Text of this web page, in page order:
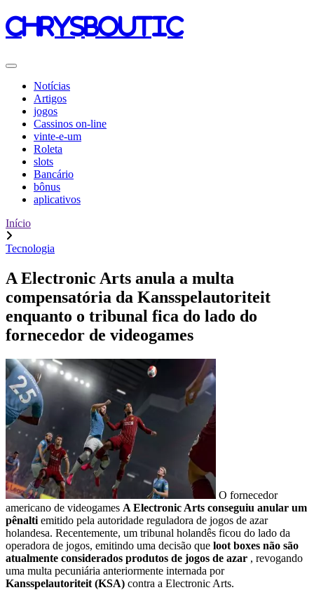
chrysboutic
Notícias
Artigos
jogos
Cassinos on-line
vinte-e-um
Roleta
slots
Bancário
bônus
aplicativos
Início
Tecnologia
A Electronic Arts anula a multa
compensatória da Kansspelautoriteit
enquanto o tribunal fica do lado do
fornecedor de videogames
O fornecedor
americano de videogames A Electronic Arts conseguiu anular um
pênalti emitido pela autoridade reguladora de jogos de azar
holandesa. Recentemente, um tribunal holandês ficou do lado da
operadora de jogos, emitindo uma decisão que loot boxes não são
atualmente considerados produtos de jogos de azar , revogando
uma multa pecuniária anteriormente internada por
Kansspelautoriteit (KSA) contra a Electronic Arts.